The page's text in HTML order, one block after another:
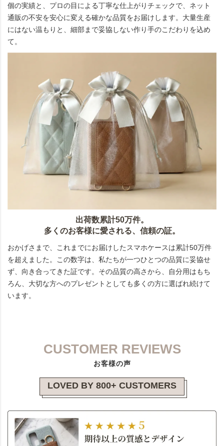
個の実績と、プロの目による丁寧な仕上がりチェックで、ネット
通販の不安を安心に変える確かな品質をお届けします。大量生産
にはない温もりと、細部まで妥協しない作り手のこだわりを込め
て。
出荷数累計50万件。
多くのお客様に愛される、信頼の証。
おかげさまで、これまでにお届けしたスマホケースは累計50万件
を超えました。この数字は、私たちが一つひとつの品質に妥協せ
ず、向き合ってきた証です。その品質の高さから、自分用はもち
ろん、大切な方へのプレゼントとしても多くの方に選ばれ続けて
います。
CUSTOMER REVIEWS
お客様の声
LOVED BY 800+ CUSTOMERS